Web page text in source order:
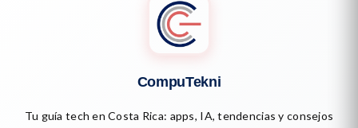
CompuTekni
Tu guía tech en Costa Rica: apps, IA, tendencias y consejos